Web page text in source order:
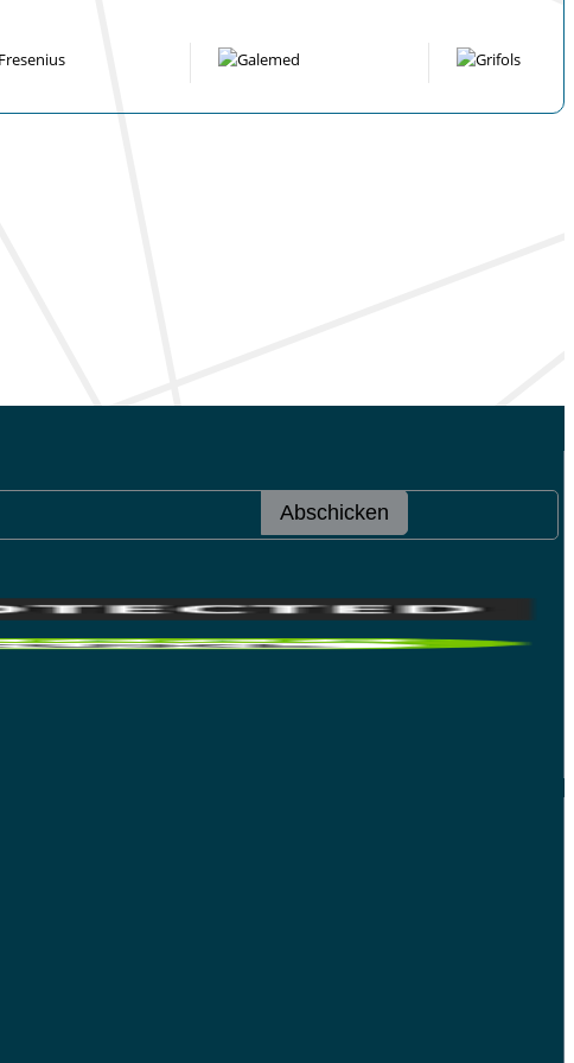
Abschicken